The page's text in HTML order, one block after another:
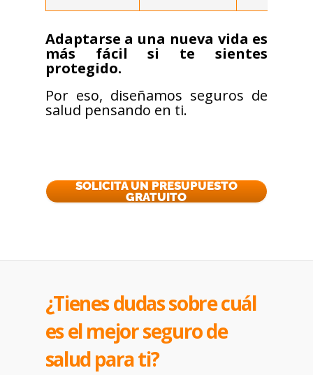
Adaptarse a una nueva vida es
más fácil si te sientes
protegido.
Por eso, diseñamos seguros de
salud pensando en ti.
SOLICITA UN PRESUPUESTO
GRATUITO
¿Tienes dudas sobre cuál
es el mejor seguro de
salud para ti?